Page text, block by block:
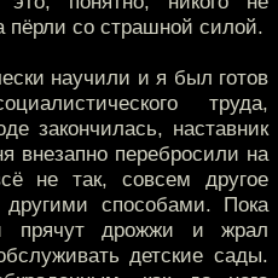
пёрли со страшной силой.
научили и я был готов
труда,
закончилась, наставник
внезапно перебросили на
не так, совсем другое
способами. Пока
прячут дрожжи и жрал
детские сады.